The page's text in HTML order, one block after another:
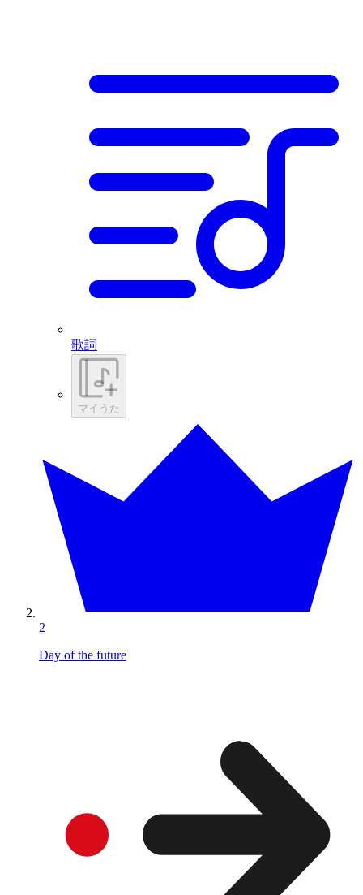
歌詞
マイうた
2
Day of the future